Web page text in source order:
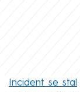
Incident se stal